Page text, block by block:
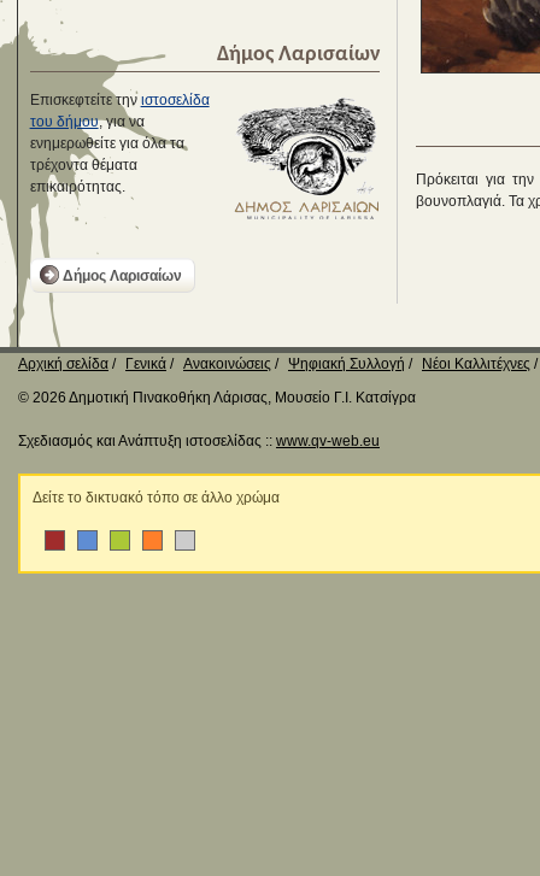
Δήμος Λαρισαίων
Επισκεφτείτε την ιστοσελίδα
του δήμου, για να
ενημερωθείτε για όλα τα
τρέχοντα θέματα
επικαιρότητας.
Δήμος Λαρισαίων
Πρόκειται για
βουνοπλαγιά. Τα
Αρχική σελίδα Γενικά Ανακοινώσεις Ψηφιακή Συλλογή
Νέοι Καλλιτέχνες
© 2026 Δημοτική Πινακοθήκη Λάρισας, Μουσείο Γ.Ι. Κατσίγρα
Σχεδιασμός και Ανάπτυξη ιστοσελίδας :: www.qv-web.eu
Δείτε το δικτυακό τόπο σε άλλο χρώμα